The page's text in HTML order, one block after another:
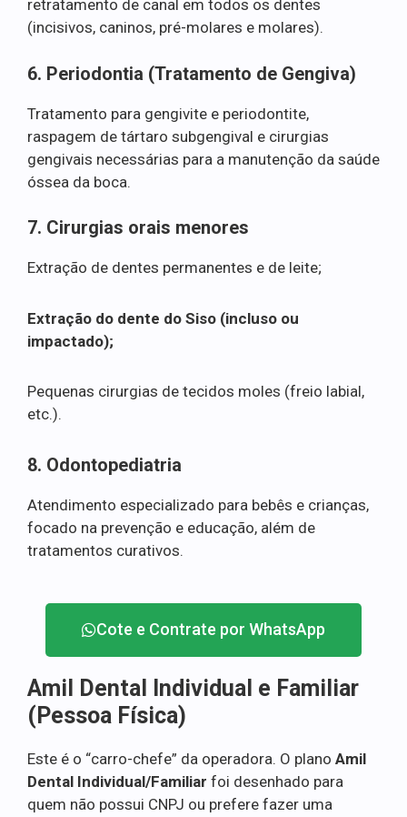
retratamento de canal em todos os dentes
(incisivos, caninos, pré-molares e molares).
6. Periodontia (Tratamento de Gengiva)
Tratamento para gengivite e periodontite,
raspagem de tártaro subgengival e cirurgias
gengivais necessárias para a manutenção da saúde
óssea da boca.
7. Cirurgias orais menores
Extração de dentes permanentes e de leite;
Extração do dente do Siso (incluso ou
impactado);
Pequenas cirurgias de tecidos moles (freio labial,
etc.).
8. Odontopediatria
Atendimento especializado para bebês e crianças,
focado na prevenção e educação, além de
tratamentos curativos.
Cote e Contrate por WhatsApp
Amil Dental Individual e Familiar
(Pessoa Física)
Este é o “carro-chefe” da operadora. O plano Amil
Dental Individual/Familiar foi desenhado para
quem não possui CNPJ ou prefere fazer uma